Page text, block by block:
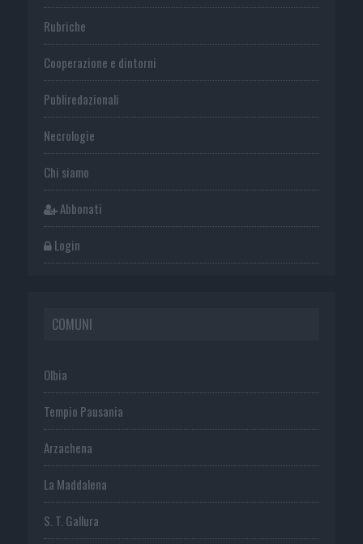
Rubriche
Cooperazione e dintorni
Publiredazionali
Necrologie
Chi siamo
Abbonati
Login
COMUNI
Olbia
Tempio Pausania
Arzachena
La Maddalena
S. T. Gallura